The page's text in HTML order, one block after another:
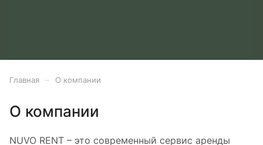
Главная О компании
О компании
NUVO RENT – это современный сервис аренды